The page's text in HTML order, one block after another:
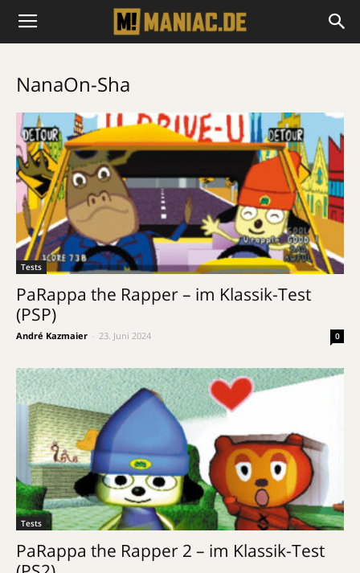
NanaOn-Sha
Tests
PaRappa the Rapper – im Klassik-Test
(PSP)
André Kazmaier 23. Juni 2024 0
Tests
PaRappa the Rapper 2 – im Klassik-Test